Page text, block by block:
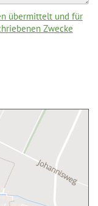
übermittelt und für
Zwecke